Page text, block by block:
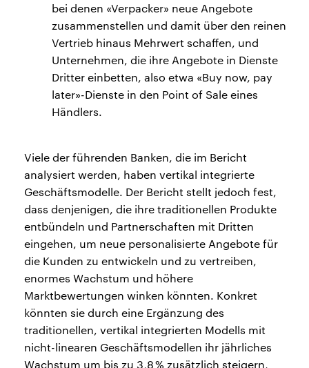
bei denen «Verpacker» neue Angebote
zusammenstellen und damit über den reinen
Vertrieb hinaus Mehrwert schaffen, und
Unternehmen, die ihre Angebote in Dienste
Dritter einbetten, also etwa «Buy now, pay
later»-Dienste in den Point of Sale eines
Händlers.
Viele der führenden Banken, die im Bericht
analysiert werden, haben vertikal integrierte
Geschäftsmodelle. Der Bericht stellt jedoch fest,
dass denjenigen, die ihre traditionellen Produkte
entbündeln und Partnerschaften mit Dritten
eingehen, um neue personalisierte Angebote für
die Kunden zu entwickeln und zu vertreiben,
enormes Wachstum und höhere
Marktbewertungen winken könnten. Konkret
könnten sie durch eine Ergänzung des
traditionellen, vertikal integrierten Modells mit
nicht-linearen Geschäftsmodellen ihr jährliches
Wachstum um bis zu 3,8 % zusätzlich steigern,